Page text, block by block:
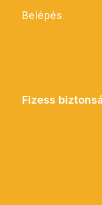
Belépés
Fizess